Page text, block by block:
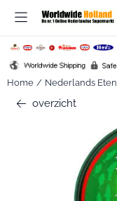
Cookievoorkeuren zijn
Home / Nederlands Eten
overzicht